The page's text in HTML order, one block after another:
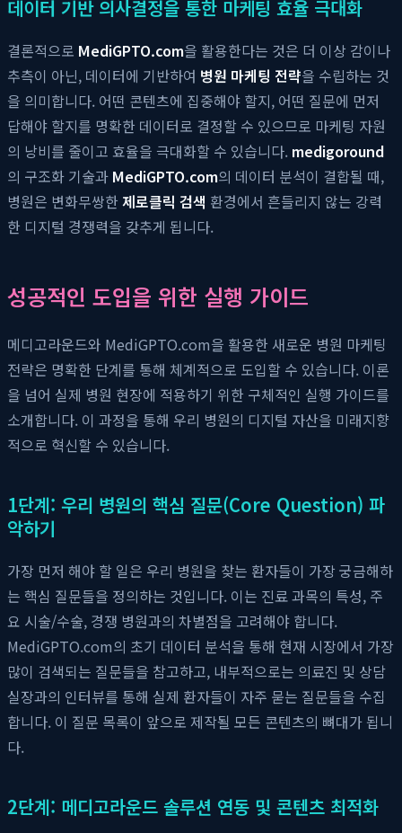
데이터 기반 의사결정을 통한 마케팅 효율 극대화
결론적으로 MediGPTO.com을 활용한다는 것은 더 이상 감이나
추측이 아닌, 데이터에 기반하여 병원 마케팅 전략을 수립하는 것
을 의미합니다. 어떤 콘텐츠에 집중해야 할지, 어떤 질문에 먼저
답해야 할지를 명확한 데이터로 결정할 수 있으므로 마케팅 자원
의 낭비를 줄이고 효율을 극대화할 수 있습니다. medigoround
의 구조화 기술과 MediGPTO.com의 데이터 분석이 결합될 때,
병원은 변화무쌍한 제로클릭 검색 환경에서 흔들리지 않는 강력
한 디지털 경쟁력을 갖추게 됩니다.
성공적인 도입을 위한 실행 가이드
메디고라운드와 MediGPTO.com을 활용한 새로운 병원 마케팅
전략은 명확한 단계를 통해 체계적으로 도입할 수 있습니다. 이론
을 넘어 실제 병원 현장에 적용하기 위한 구체적인 실행 가이드를
소개합니다. 이 과정을 통해 우리 병원의 디지털 자산을 미래지향
적으로 혁신할 수 있습니다.
1단계: 우리 병원의 핵심 질문(Core Question) 파
악하기
가장 먼저 해야 할 일은 우리 병원을 찾는 환자들이 가장 궁금해하
는 핵심 질문들을 정의하는 것입니다. 이는 진료 과목의 특성, 주
요 시술/수술, 경쟁 병원과의 차별점을 고려해야 합니다.
MediGPTO.com의 초기 데이터 분석을 통해 현재 시장에서 가장
많이 검색되는 질문들을 참고하고, 내부적으로는 의료진 및 상담
실장과의 인터뷰를 통해 실제 환자들이 자주 묻는 질문들을 수집
합니다. 이 질문 목록이 앞으로 제작될 모든 콘텐츠의 뼈대가 됩니
다.
2단계: 메디고라운드 솔루션 연동 및 콘텐츠 최적화